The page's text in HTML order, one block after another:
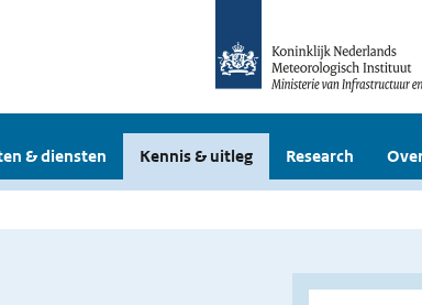
& diensten Kennis & uitleg Research